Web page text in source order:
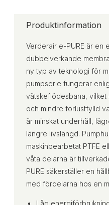
Produktinformation
Verderair e-PURE är en
dubbelverkande
ny typ av teknologi för
pumpserie fungerar
vätskeflödesbana,
och mindre förlustfylld
är minskat underhåll,
längre livslängd.
maskinbearbetat PTFE
våta delarna är
PURE säkerställer en
med fördelarna hos en
Låg